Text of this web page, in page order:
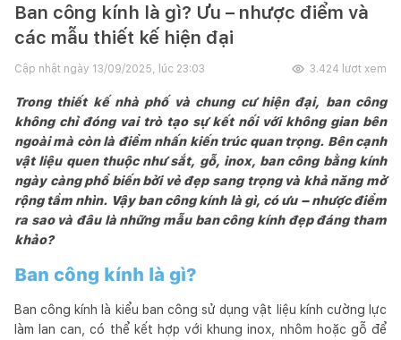
Ban công kính là gì? Ưu – nhược điểm và
các mẫu thiết kế hiện đại
Cập nhật ngày 13/09/2025, lúc 23:03 3.424 lượt xem
Trong thiết kế nhà phố và chung cư hiện đại, ban công
không chỉ đóng vai trò tạo sự kết nối với không gian bên
ngoài mà còn là điểm nhấn kiến trúc quan trọng. Bên cạnh
vật liệu quen thuộc như sắt, gỗ, inox, ban công bằng kính
ngày càng phổ biến bởi vẻ đẹp sang trọng và khả năng mở
rộng tầm nhìn. Vậy ban công kính là gì, có ưu – nhược điểm
ra sao và đâu là những mẫu ban công kính đẹp đáng tham
khảo?
Ban công kính là gì?
Ban công kính là kiểu ban công sử dụng vật liệu kính cường lực
làm lan can, có thể kết hợp với khung inox, nhôm hoặc gỗ để